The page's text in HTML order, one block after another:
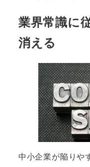
業界常識に
消える
中小企業が陥りや